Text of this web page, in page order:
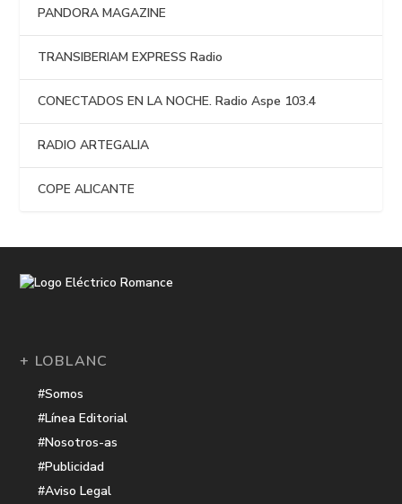
PANDORA MAGAZINE
TRANSIBERIAM EXPRESS Radio
CONECTADOS EN LA NOCHE. Radio Aspe 103.4
RADIO ARTEGALIA
COPE ALICANTE
+ LOBLANC
#Somos
#Línea Editorial
#Nosotros-as
#Publicidad
#Aviso Legal